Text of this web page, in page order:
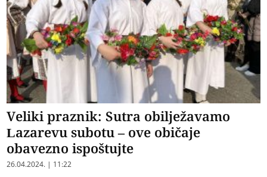
Veliki praznik: Sutra obilježavamo
Lazarevu subotu – ove običaje
obavezno ispoštujte
26.04.2024. | 11:22